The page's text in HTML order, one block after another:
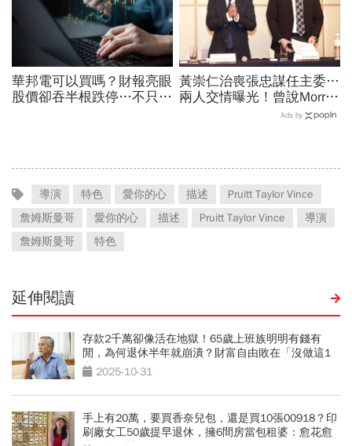
華邦電可以買嗎？財報亮眼
股價卻吞半根跌停…不只外
黃崇仁治喪張忠謀任主委…
兩人交情曝光！曾說Morris
是老大：力積電能活都他幫
Ads by
導演 特色 愛你的心 描述
Pruitt Taylor Vince
詹姆斯曼哥
愛你的心 描述 Pruitt Taylor Vince
導演
詹姆斯曼哥
特色
延伸閱讀
存款2千萬卻像活在地獄！65歲上班族明明有錢有
閒，為何退休半年就崩潰？財富自由敗在「沒做這1
事」2025-10-31
手上有20萬，要買香奈兒包，還是買10張00918？印
刷廠女工50歲提早退休，擁6間房當包租婆：愈花愈